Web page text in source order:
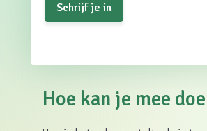
Schrijf je in
Hoe kan je mee